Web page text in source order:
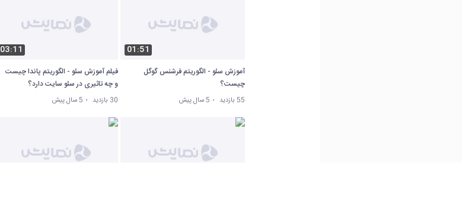
01:51
آموزش سئو - الگوریتم فرشنس گوگل
چیست؟
55 بازدید 5 سال پیش
03:11
فیلم آموزش سئو - الگوریتم پاندا چیست
و چه تاثیری در سئو سایت دارد؟
30 بازدید 5 سال پیش